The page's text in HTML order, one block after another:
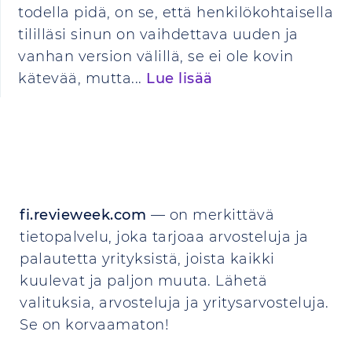
todella pidä, on se, että henkilökohtaisella
tililläsi sinun on vaihdettava uuden ja
vanhan version välillä, se ei ole kovin
kätevää, mutta... Lue lisää
fi.revieweek.com — on merkittävä
tietopalvelu, joka tarjoaa arvosteluja ja
palautetta yrityksistä, joista kaikki
kuulevat ja paljon muuta. Lähetä
valituksia, arvosteluja ja yritysarvosteluja.
Se on korvaamaton!